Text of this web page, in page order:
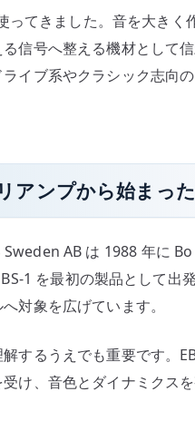
ってきました。音を大き
信号へ整える機材として
イブ系やクラシック志向
アンプから始まった
Sweden AB は 1988 年に
1 を最初の製品として出
対象を広げています。
するうえでも重要です。
け、音色とダイナミクス